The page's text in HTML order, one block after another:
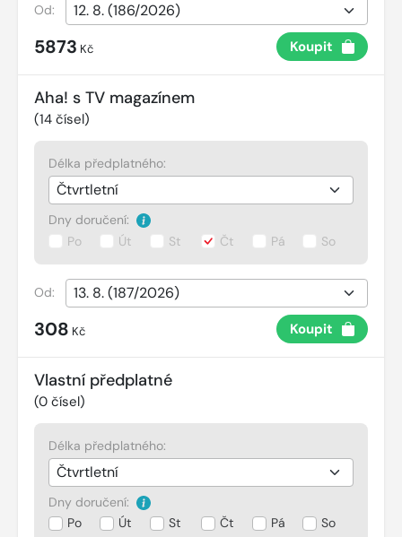
Od:
5873 Kč Koupit
Aha! s TV magazínem
(14 čísel)
Délka předplatného:
Dny doručení:
Po
Út St Čt Pá So
Od:
308 Kč Koupit
Vlastní předplatné
(0 čísel)
Délka předplatného:
Dny doručení:
Po
Út St Čt Pá So